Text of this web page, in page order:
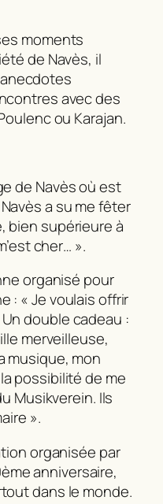
moments
de Navès, il
avec des
ou Karajan.
de Navès où est
a su me fêter
bien supérieure à
cher… ».
organisé pour
: « Je voulais offrir
double cadeau :
merveilleuse,
musique, mon
possibilité de me
Musikverein. Ils
».
organisée par
anniversaire,
dans le monde.